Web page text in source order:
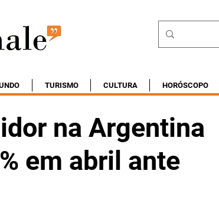
TURISMO CULTURA HORÓSCOPO
na Argentina
em abril ante